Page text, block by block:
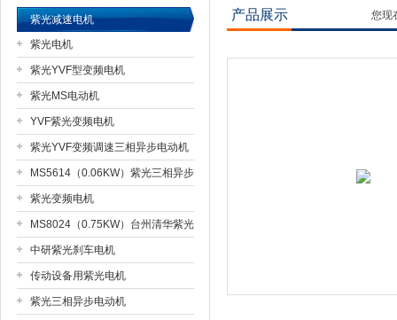
上海市梁瑾机电设备有限公司
紫光减速电机
紫光电机
紫光YVF型变频电机
紫光MS电动机
YVF紫光变频电机
紫光YVF变频调速三相异步电动机
MS5614（0.06KW）紫光三相异步
电机
紫光变频电机
MS8024（0.75KW）台州清华紫光
电机现货
中研紫光刹车电机
传动设备用紫光电机
紫光三相异步电动机
产品展示 您现